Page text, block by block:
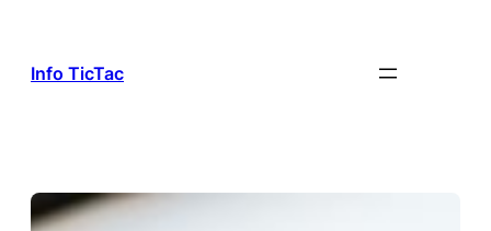
contenu
Info TicTac